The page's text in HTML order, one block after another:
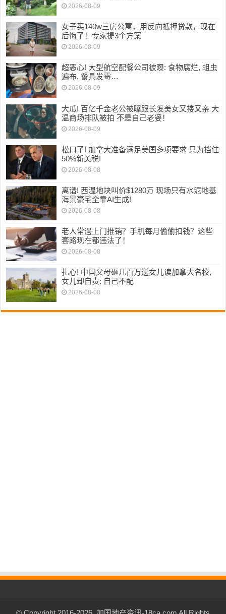
2026-08-09
女子买140w三房公寓，用反向抵押贷款，现在
后悔了！专家提3个方案
2026-08-09
超恶心! 大型航空配餐公司被曝: 食物腐烂, 蛆虫
遍布, 餐具发霉…
2026-08-09
大瓜! 百亿千金老公被曝跟长发美女又搂又亲 大
温商场排队被拍 不是自己老婆！
2026-08-09
松口了! 加拿大准备满足美国多项要求 只为挡住
50%新关税!
2026-08-08
离谱! 西温地块叫价$1280万 现场只有水泥地基
海景豪宅全靠AI生成!
2026-08-08
老人常遇上门推销？手机每月偷偷扣钱？这些
套路现在都违法了！
2026-08-08
扎心! 中国父母砸几百万送女儿读加拿大名校,
女儿却自责: 自己不配
2026-08-08